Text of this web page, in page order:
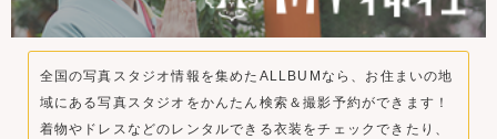
全国の写真スタジオ情報を集めたALLBUMなら、お住まいの地
域にある写真スタジオをかんたん検索＆撮影予約ができます！
着物やドレスなどのレンタルできる衣装をチェックできたり、